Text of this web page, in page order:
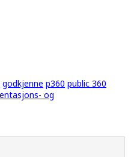
godkjenne p360 public 360
og